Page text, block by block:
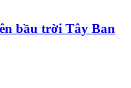
bầu trời Tây Ban